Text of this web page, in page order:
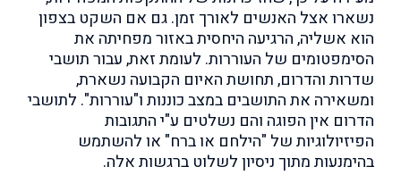
נשארו אצל האנשים לאורך זמן. גם אם השקט בצפון
הוא אשליה, הרגיעה היחסית באזור מפחיתה את
הסימפטומים של העוררות. לעומת זאת, עבור תושבי
שדרות והדרום, תחושת האיום הקבועה נשארת,
ומשאירה את התושבים במצב כוננות ו"עוררות". לתושבי
הדרום אין הפוגה והם נשלטים ע"י התגובות
הפיזיולוגיות של "הילחם או ברח" או להשתמש
בהימנעות מתוך ניסיון לשלוט ברגשות אלה.